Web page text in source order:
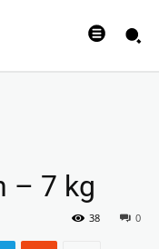
– 7 kg
0
38